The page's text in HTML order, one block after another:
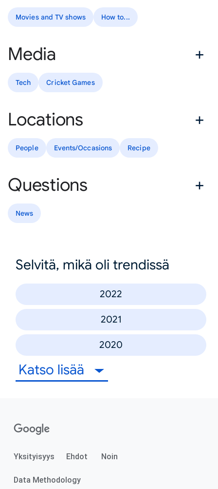
Movies and TV shows How to...
Media
Tech Cricket Games
Locations
People Events/Occasions Recipe
Questions
News
Selvitä, mikä oli trendissä
2022
2021
2020
Katso lisää
Yksityisyys Ehdot Noin
Data Methodology